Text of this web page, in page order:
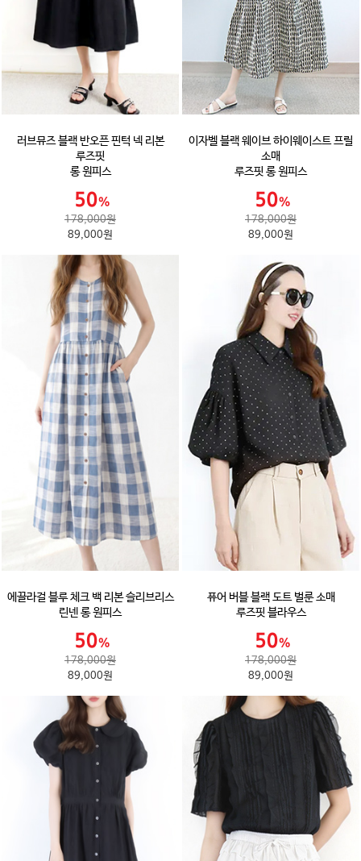
러브뮤즈 블랙 반오픈 핀턱 넥 리본
루즈핏
롱 원피스
178,000원
89,000원
이자벨 블랙 웨이브 하이웨이스트 프릴
소매
루즈핏 롱 원피스
178,000원
89,000원
에끌라걸 블루 체크 백 리본 슬리브리스
린넨 롱 원피스
178,000원
89,000원
퓨어 버블 블랙 도트 벌룬 소매
루즈핏 블라우스
178,000원
89,000원